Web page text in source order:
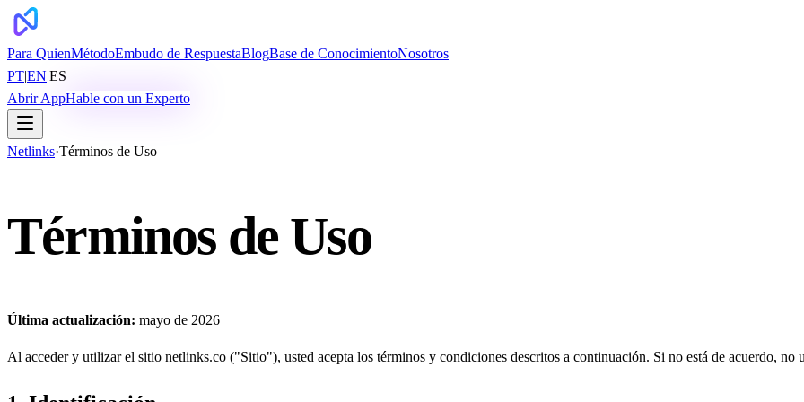
Para QuienMétodoEmbudo de RespuestaBlogBase de ConocimientoNosotros
PT|EN|ES
Abrir AppHable con un Experto
Netlinks·Términos de Uso
Términos de Uso
Última actualización: mayo de 2026
Al acceder y utilizar el sitio netlinks.co ("Sitio"), usted acepta los términos y condiciones descritos a continuación. Si no está de acuerdo, no